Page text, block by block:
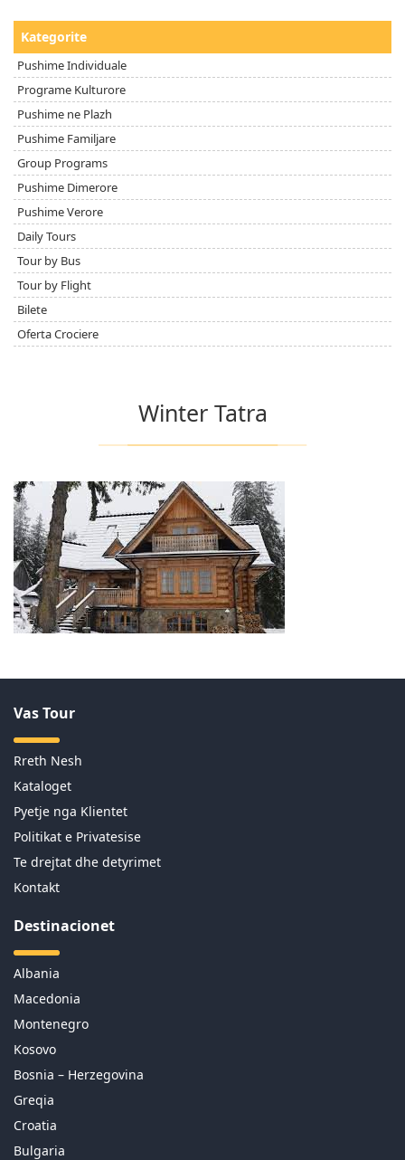
Kategorite
Pushime Individuale
Programe Kulturore
Pushime ne Plazh
Pushime Familjare
Group Programs
Pushime Dimerore
Pushime Verore
Daily Tours
Tour by Bus
Tour by Flight
Bilete
Oferta Crociere
Winter Tatra
Vas Tour
Rreth Nesh
Kataloget
Pyetje nga Klientet
Politikat e Privatesise
Te drejtat dhe detyrimet
Kontakt
Destinacionet
Albania
Macedonia
Montenegro
Kosovo
Bosnia – Herzegovina
Greqia
Croatia
Bulgaria